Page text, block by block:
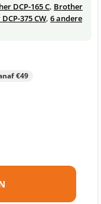
DCP-165 C, Brother
375 CW, 6 andere
€49
huismerk aantal